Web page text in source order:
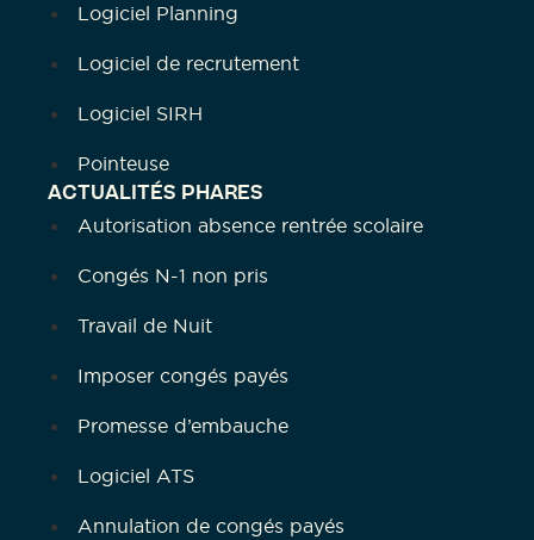
Logiciel Planning
Logiciel de recrutement
Logiciel SIRH
Pointeuse
ACTUALITÉS PHARES
Autorisation absence rentrée scolaire
Congés N-1 non pris
Travail de Nuit
Imposer congés payés
Promesse d’embauche
Logiciel ATS
Annulation de congés payés